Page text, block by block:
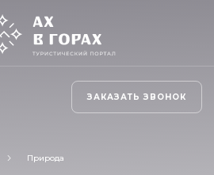
ЗАКАЗАТЬ ЗВОНОК
Природа